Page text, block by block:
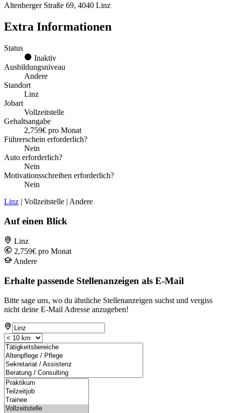
Altenberger Straße 69, 4040 Linz
Extra Informationen
Status
Inaktiv
Ausbildungsniveau
Andere
Standort
Linz
Jobart
Vollzeitstelle
Gehaltsangabe
2,759€ pro Monat
Führerschein erforderlich?
Nein
Auto erforderlich?
Nein
Motivationsschreiben erforderlich?
Nein
Linz | Vollzeitstelle | Andere
Auf einen Blick
Linz
2,759€ pro Monat
Andere
Erhalte passende Stellenanzeigen als E-Mail
Bitte sage uns, wo du ähnliche Stellenanzeigen suchst und vergiss
nicht deine E-Mail Adresse anzugeben!